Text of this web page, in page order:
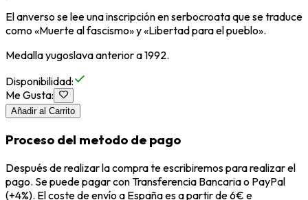
El anverso se lee una inscripción en serbocroata que se traduce
como «Muerte al fascismo» y «Libertad para el pueblo».
Medalla yugoslava anterior a 1992.
Disponibilidad:
Me Gusta:
Añadir al Carrito
Proceso del metodo de pago
Después de realizar la compra te escribiremos para realizar el
pago. Se puede pagar con Transferencia Bancaria o PayPal
(+4%). El coste de envío a España es a partir de 6€ e